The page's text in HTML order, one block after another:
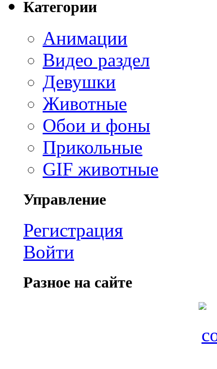
Категории
Анимации
Видео раздел
Девушки
Животные
Обои и фоны
Прикольные
GIF животные
Управление
Регистрация
Войти
Разное на сайте